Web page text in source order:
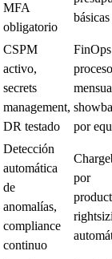
MFA
obligatorio
básicas
CSPM
activo,
secrets
management,
DR testado
FinOps
proceso
por
Detección
automática
de
anomalías,
compliance
continuo
por